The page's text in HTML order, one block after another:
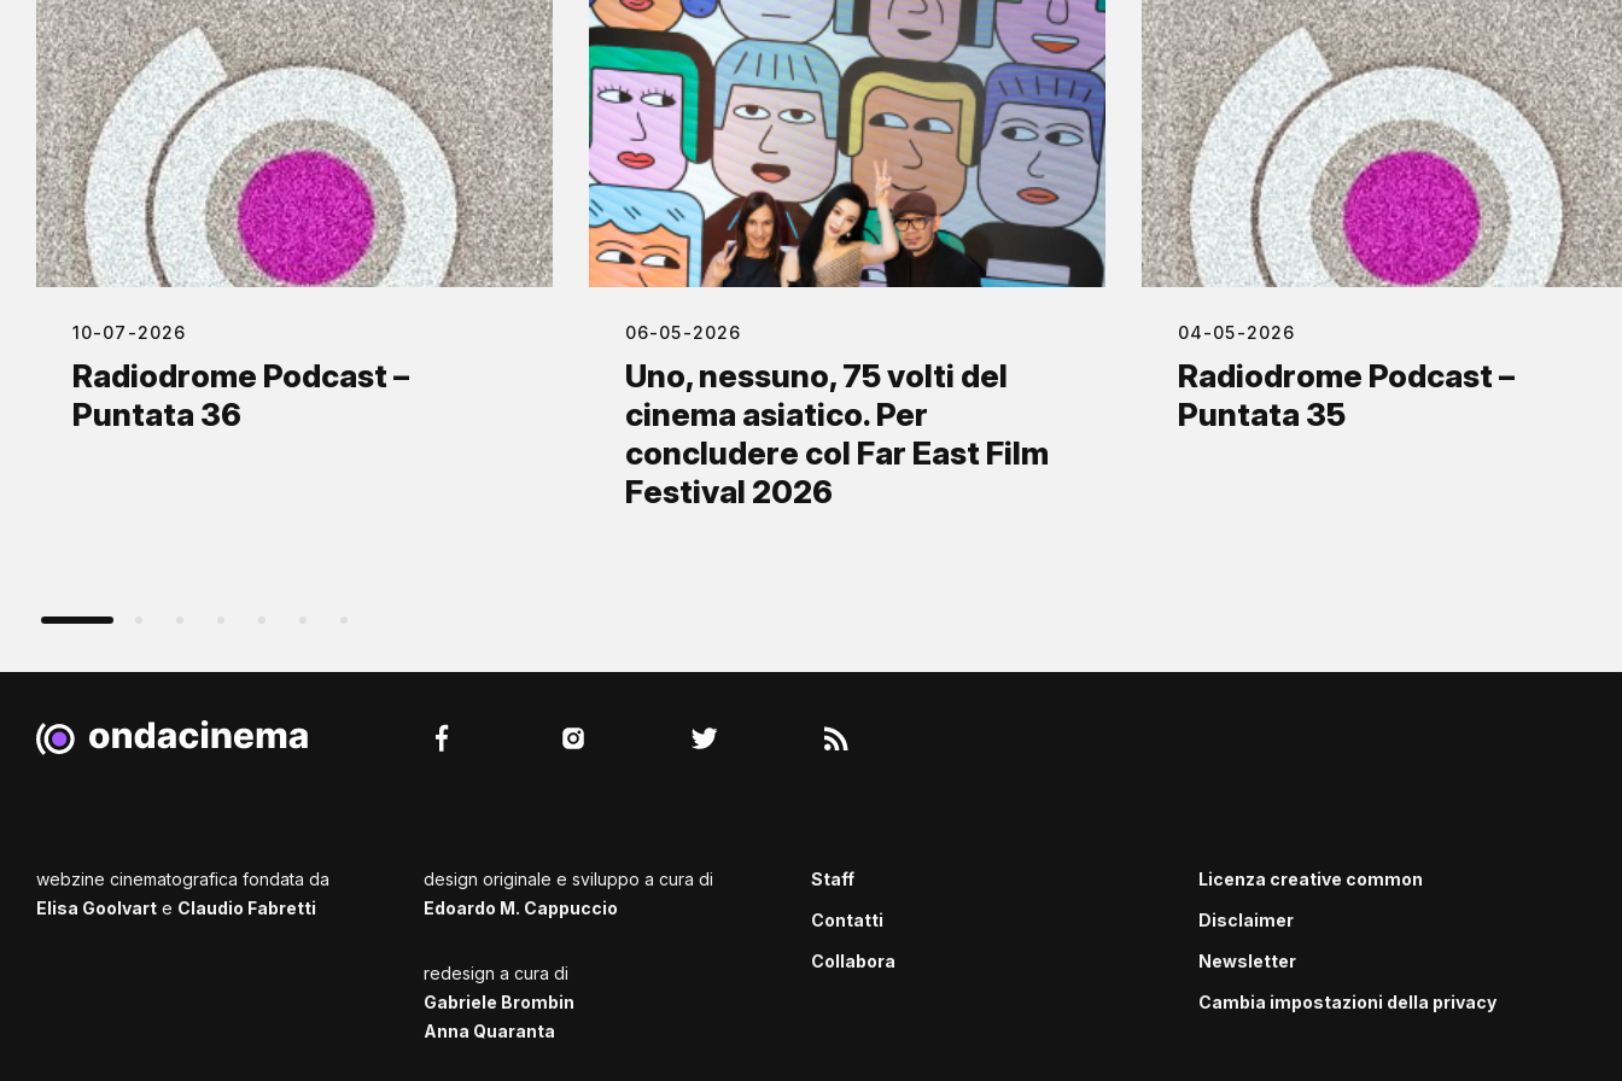
10-07-2026
Radiodrome Podcast –
Puntata 36
06-05-2026
Uno, nessuno, 75 volti del
cinema asiatico. Per
concludere col Far East Film
Festival 2026
04-05-2026
Radiodrome Podcast –
Puntata 35
webzine cinematografica fondata da
Elisa Goolvart e Claudio Fabretti
design originale e sviluppo a cura di
Edoardo M. Cappuccio
redesign a cura di
Gabriele Brombin
Anna Quaranta
Staff
Contatti
Collabora
Licenza creative common
Disclaimer
Newsletter
Cambia impostazioni della privacy